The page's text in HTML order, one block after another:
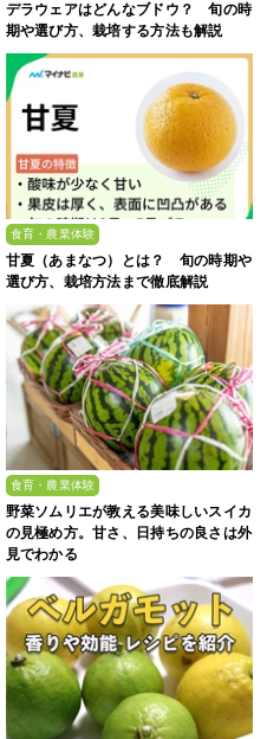
デラウェアはどんなブドウ？ 旬の時
期や選び方、栽培する方法も解説
食育・農業体験
甘夏（あまなつ）とは？ 旬の時期や
選び方、栽培方法まで徹底解説
食育・農業体験
野菜ソムリエが教える美味しいスイカ
の見極め方。甘さ、日持ちの良さは外
見でわかる